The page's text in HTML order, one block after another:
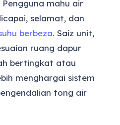
mahu air
selamat, dan
berbeza. Saiz unit,
ruang dapur
bertingkat atau
menghargai sistem
tong air